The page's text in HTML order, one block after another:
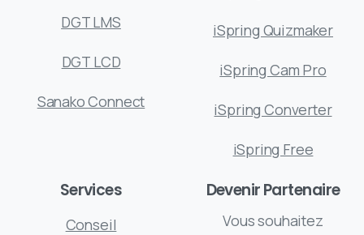
DGT LMS
DGT LCD
Sanako Connect
iSpring Quizmaker
iSpring Cam Pro
iSpring Converter
iSpring Free
Services
Conseil
Devenir Partenaire
Vous souhaitez